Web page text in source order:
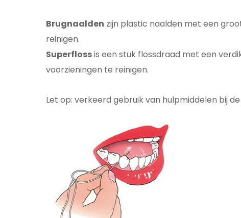
Brugnaalden zijn plastic naalden met een
reinigen.
Superflossis een stuk flossdraad met een
voorzieningen te reinigen.
Let op: verkeerd gebruik van hulpmiddelen bij